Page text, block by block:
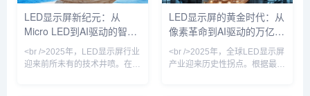
本的新阶段。据知情人士及监管
文件显示，谷歌母公司Alphabet
计划在公开市场分十批发行公司
筹资目标介于20...
索尼与国内京东方系厂商将
Micro LED商用时间表提前至
2025年Q3。与此同时，
据P1.2以下
LED显示屏新纪元：从
Micro LED到AI驱动的智慧
屏革命
<br />2025年，LED显示屏行业
迎来前所未有的技术井喷。在刚
LED显示屏的黄金时代：从
像素革命到AI驱动的万亿级
视觉生态
<br />2025年，全球LED显示屏
产业迎来历史性拐点。根据最新